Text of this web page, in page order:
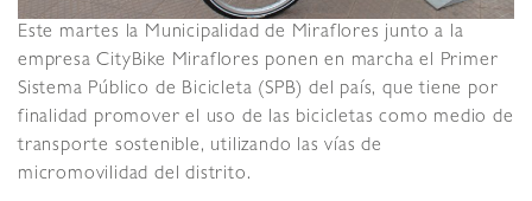
Este martes la Municipalidad de Miraflores junto a la
empresa CityBike Miraflores ponen en marcha el Primer
Sistema Público de Bicicleta (SPB) del país, que tiene por
finalidad promover el uso de las bicicletas como medio de
transporte sostenible, utilizando las vías de
micromovilidad del distrito.